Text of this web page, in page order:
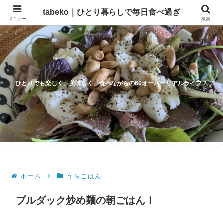
ひとりでも楽しく、美味しく、食べながらの60オーバーリアルライフ？
ホーム うちごはん
ブルダック炒め麺の朝ごはん！
メニュー
tabeko｜ひとり暮らしで毎日食べ過ぎ
検索